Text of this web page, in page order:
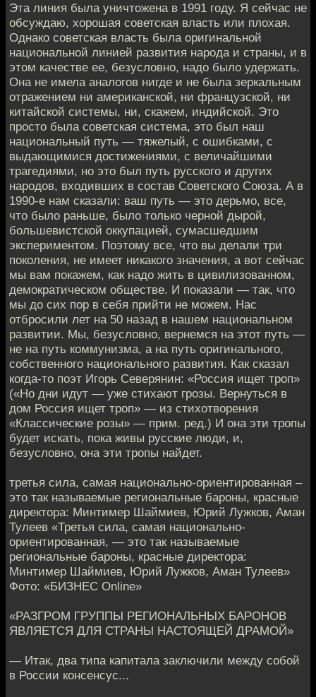
Эта линия была уничтожена в 1991 году. Я сейчас не
обсуждаю, хорошая советская власть или плохая.
Однако советская власть была оригинальной
национальной линией развития народа и страны, и в
этом качестве ее, безусловно, надо было удержать.
Она не имела аналогов нигде и не была зеркальным
отражением ни американской, ни французской, ни
китайской системы, ни, скажем, индийской. Это
просто была советская система, это был наш
национальный путь — тяжелый, с ошибками, с
выдающимися достижениями, с величайшими
трагедиями, но это был путь русского и других
народов, входивших в состав Советского Союза. А в
1990-е нам сказали: ваш путь — это дерьмо, все,
что было раньше, было только черной дырой,
большевистской оккупацией, сумасшедшим
экспериментом. Поэтому все, что вы делали три
поколения, не имеет никакого значения, а вот сейчас
мы вам покажем, как надо жить в цивилизованном,
демократическом обществе. И показали — так, что
мы до сих пор в себя прийти не можем. Нас
отбросили лет на 50 назад в нашем национальном
развитии. Мы, безусловно, вернемся на этот путь —
не на путь коммунизма, а на путь оригинального,
собственного национального развития. Как сказал
когда-то поэт Игорь Северянин: «Россия ищет троп»
(«Но дни идут — уже стихают грозы. Вернуться в
дом Россия ищет троп» — из стихотворения
«Классические розы» — прим. ред.) И она эти тропы
будет искать, пока живы русские люди, и,
безусловно, она эти тропы найдет.
третья сила, самая национально-ориентированная –
это так называемые региональные бароны, красные
директора: Минтимер Шаймиев, Юрий Лужков, Аман
Тулеев «Третья сила, самая национально-
ориентированная, — это так называемые
региональные бароны, красные директора:
Минтимер Шаймиев, Юрий Лужков, Аман Тулеев»
Фото: «БИЗНЕС Online»
«РАЗГРОМ ГРУППЫ РЕГИОНАЛЬНЫХ БАРОНОВ
ЯВЛЯЕТСЯ ДЛЯ СТРАНЫ НАСТОЯЩЕЙ ДРАМОЙ»
— Итак, два типа капитала заключили между собой
в России консенсус...